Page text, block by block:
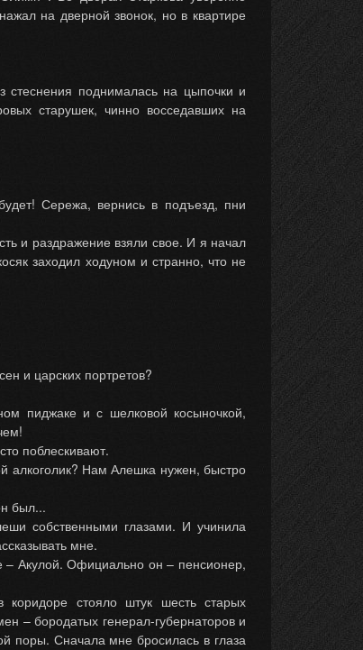
на дверной звонок, но в квартире
стеснения поднималась на цыпочки и
старушек, чинно восседавших на
Сережа, вернись в подъезд, пни
и раздражение взяли свое. И я начал
заходил ходуном и странно, что не
и царских портретов?
пиджаке и с шелковой косыночкой,
поблескивают.
алкоголик? Нам Алешка нужен, быстро
был...
собственными глазами. И учинила
мне.
Акулой. Официально он – пенсионер,
стояло штук шесть старых
– бородатых генерал-губернаторов и
поры. Сначала мне бросилась в глаза